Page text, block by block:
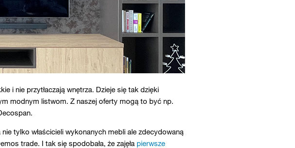
i nie przytłaczają wnętrza. Dzieje się tak dzięki
modnym listwom. Z naszej oferty mogą to być np.
tylko właścicieli wykonanych mebli ale zdecydowaną
trade. I tak się spodobała, że zajęła pierwsze